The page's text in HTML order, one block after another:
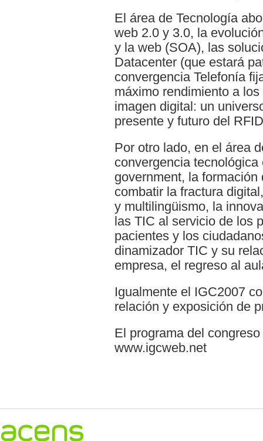
El área de Tecnología
web 2.0 y 3.0, la
y la web (SOA), las
Datacenter (que estará
convergencia Telefonía
máximo rendimiento a
imagen digital: un
presente y futuro del
Por otro lado, en el área
convergencia
government, la
combatir la fractura
y multilingüismo, la
las TIC al servicio de los
pacientes y los
dinamizador TIC y su
empresa, el regreso al
Igualmente el IGC2007
relación y exposición de
El programa del
www.igcweb.net